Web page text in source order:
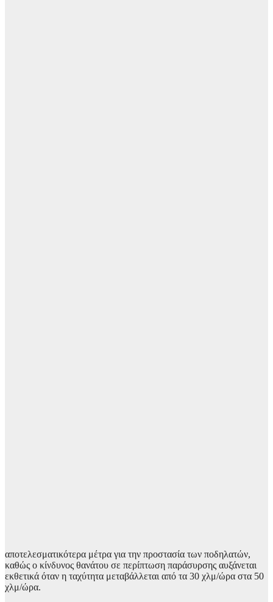
αποτελεσματικότερα μέτρα για την προστασία των ποδηλατών,
καθώς ο κίνδυνος θανάτου σε περίπτωση παράσυρσης αυξάνεται
εκθετικά όταν η ταχύτητα μεταβάλλεται από τα 30 χλμ/ώρα στα 50
χλμ/ώρα.